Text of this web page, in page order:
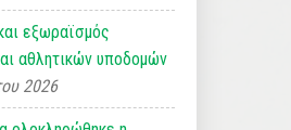
εξωραϊσμός
αθλητικών υποδομών
2026